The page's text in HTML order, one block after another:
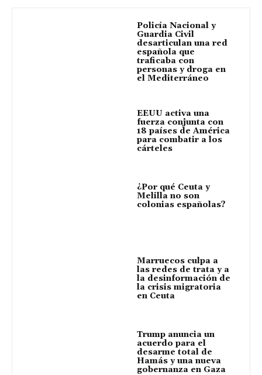
Policía Nacional y
Guardia Civil
desarticulan una red
española que
traficaba con
personas y droga en
el Mediterráneo
EEUU activa una
fuerza conjunta con
18 países de América
para combatir a los
cárteles
¿Por qué Ceuta y
Melilla no son
colonias españolas?
Marruecos culpa a
las redes de trata y a
la desinformación de
la crisis migratoria
en Ceuta
Trump anuncia un
acuerdo para el
desarme total de
Hamás y una nueva
gobernanza en Gaza